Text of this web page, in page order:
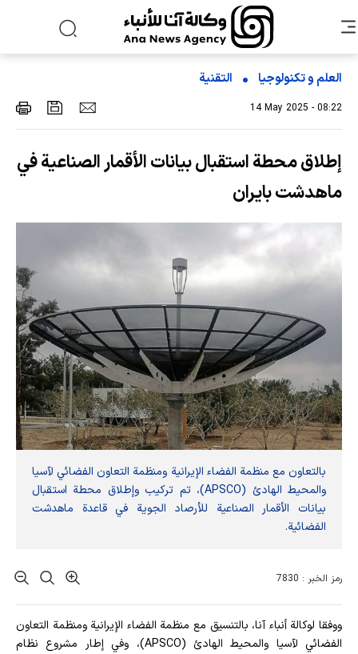
العلم و تکنولوجیا التقنیة
14 May 2025 - 08:22
إطلاق محطة استقبال بيانات الأقمار الصناعية في
ماهدشت بایران
بالتعاون مع منظمة الفضاء الإيرانية ومنظمة التعاون الفضائي لآسيا
والمحيط الهادئ (APSCO)، تم تركيب وإطلاق محطة استقبال
بيانات الأقمار الصناعية للأرصاد الجوية في قاعدة ماهدشت
الفضائية.
رمز الخبر : 7830
ووفقا لوكالة أنباء آنا، بالتنسيق مع منظمة الفضاء الإيرانية ومنظمة التعاون
الفضائي لآسيا والمحيط الهادئ (APSCO)، وفي إطار مشروع نظام